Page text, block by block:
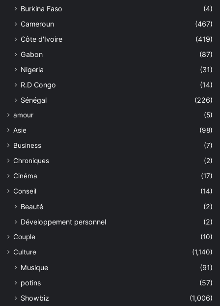
Burkina Faso
(4)
Cameroun
(467)
Côte d'Ivoire
(419)
Gabon
(87)
Nigeria
(31)
R.D Congo
(14)
Sénégal
(226)
amour
(5)
Asie
(98)
Business
(7)
Chroniques
(2)
Cinéma
(17)
Conseil
(14)
Beauté
(2)
Développement personnel
(2)
Couple
(10)
Culture
(1,140)
Musique
(91)
potins
(57)
Showbiz
(1,006)